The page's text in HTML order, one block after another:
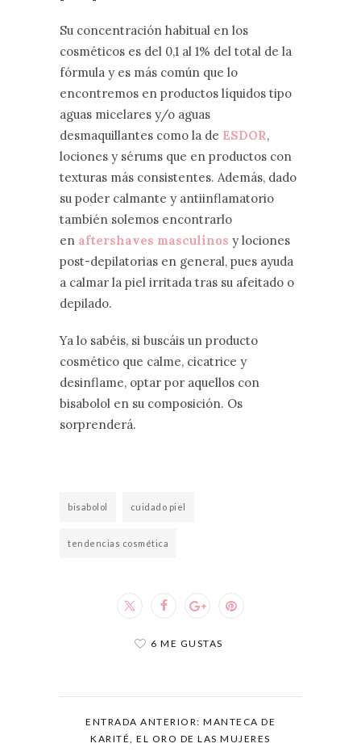
Su concentración habitual en los
cosméticos es del 0,1 al 1% del total de la
fórmula y es más común que lo
encontremos en productos líquidos tipo
aguas micelares y/o aguas
desmaquillantes como la de ESDOR,
lociones y sérums que en productos con
texturas más consistentes. Además, dado
su poder calmante y antiinflamatorio
también solemos encontrarlo
en aftershaves masculinos y lociones
post-depilatorias en general, pues ayuda
a calmar la piel irritada tras su afeitado o
depilado.
Ya lo sabéis, si buscáis un producto
cosmético que calme, cicatrice y
desinflame, optar por aquellos con
bisabolol en su composición. Os
sorprenderá.
bisabolol cuidado piel
tendencias cosmética
6 ME GUSTAS
ENTRADA ANTERIOR: MANTECA DE
KARITÉ, EL ORO DE LAS MUJERES